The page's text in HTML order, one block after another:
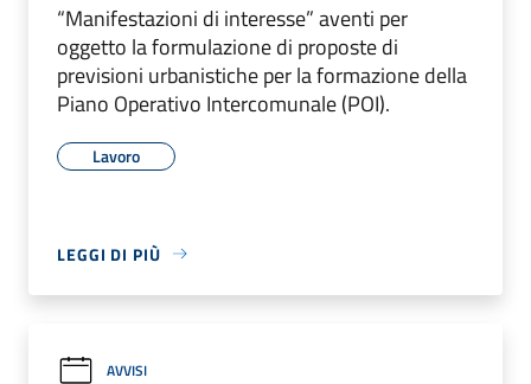
“Manifestazioni di interesse” aventi per
oggetto la formulazione di proposte di
previsioni urbanistiche per la formazione della
Piano Operativo Intercomunale (POI).
Lavoro
LEGGI DI PIÙ
AVVISI